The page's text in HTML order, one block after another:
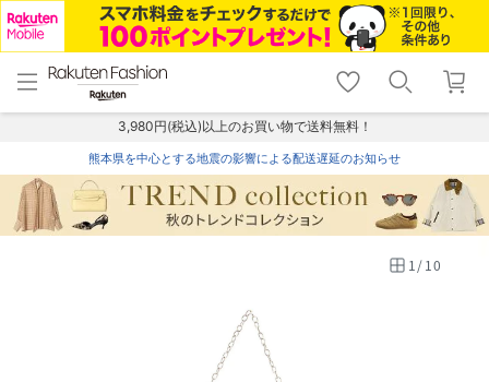
menu home
トップ
shopping_cart lock_outline
ログイン
3,980円(税込)以上のお買い物で送料無料！
熊本県を中心とする地震の影響による配送遅延のお知らせ
1/10